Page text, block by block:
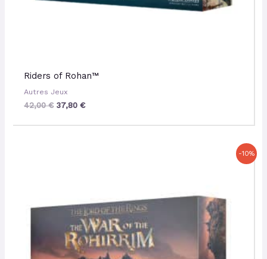
Riders of Rohan™
Autres Jeux
42,00€ 37,80 €
-10%